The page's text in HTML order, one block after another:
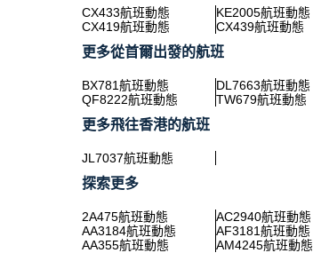
CX433航班動態 KE2005航班動態
CX419航班動態
CX439航班動態
更多從首爾出發的航班
BX781航班動態 DL7663航班動態
QF8222航班動態
TW679航班動態
更多飛往香港的航班
JL7037航班動態
探索更多
2A475航班動態 AC2940航班動態
AA3184航班動態
AF3181航班動態
AA355航班動態
AM4245航班動態